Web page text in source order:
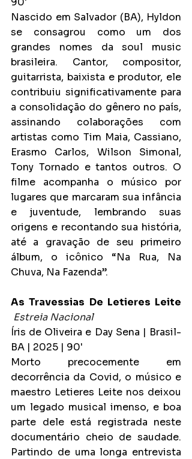
Nascido em Salvador (BA), Hyldon
se consagrou como um dos
grandes nomes da soul music
brasileira. Cantor, compositor,
guitarrista, baixista e produtor, ele
contribuiu significativamente para
a consolidação do gênero no país,
assinando colaborações com
artistas como Tim Maia, Cassiano,
Erasmo Carlos, Wilson Simonal,
Tony Tornado e tantos outros. O
filme acompanha o músico por
lugares que marcaram sua infância
e juventude, lembrando suas
origens e recontando sua história,
até a gravação de seu primeiro
álbum, o icônico “Na Rua, Na
Chuva, Na Fazenda”.
As Travessias De Letieres Leite
Estreia Nacional
Íris de Oliveira e Day Sena | Brasil-
BA | 2025 | 90'
Morto precocemente em
decorrência da Covid, o músico e
maestro Letieres Leite nos deixou
um legado musical imenso, e boa
parte dele está registrada neste
documentário cheio de saudade.
Partindo de uma longa entrevista